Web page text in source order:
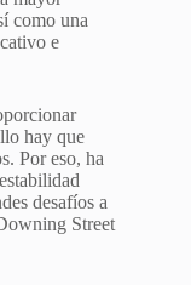
como una
e
hay que
Por eso, ha
desafíos a
Street